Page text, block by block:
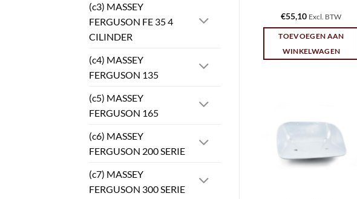
(c3) MASSEY
FERGUSON FE 35 4
CILINDER
(c4) MASSEY
FERGUSON 135
(c5) MASSEY
FERGUSON 165
(c6) MASSEY
FERGUSON 200 SERIE
(c7) MASSEY
FERGUSON 300 SERIE
€55,10 Excl. BTW
TOEVOEGEN AAN
WINKELWAGEN